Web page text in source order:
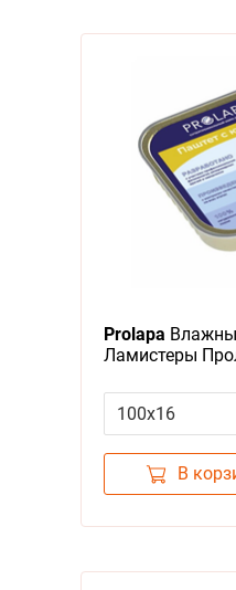
Prolapa
Ламистеры
упаковку)
100х16
В